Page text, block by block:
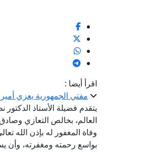
اقرأ أيضا :
مفتي الجمهورية يعزي
يتقدم فضيلة الأستاذ
العالم، بخالص التعازي
وفاة المغفور له بإذن الله
بواسع رحمته ومغفرته، وأن